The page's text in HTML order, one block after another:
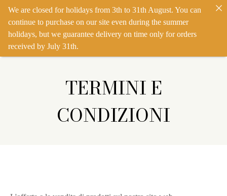
IT ENACCEDI
TERMINI E
CONDIZIONI
We are closed for holidays from 3th to 31th August. You can
continue to purchase on our site even during the summer
holidays, but we guarantee delivery on time only for orders
received by July 31th.